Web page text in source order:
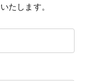
たします。